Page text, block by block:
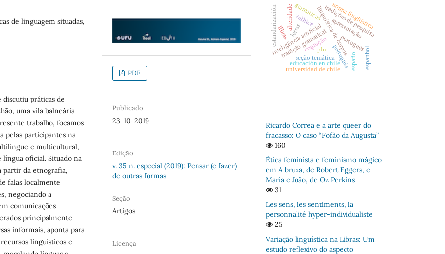
de linguagem situadas,
práticas de
uma vila balneária
trabalho, focamos
pelas participantes na
e multicultural,
língua oficial. Situado na
partir da etnografia,
falas localmente
negociando a
comunicações
principalmente
informais, aponta para
linguísticos e
PDF
Publicado
23-10-2019
Edição
v. 35 n. especial (2019): Pensar (e fazer)
de outras formas
Seção
Artigos
Licença
linguística de corpus
inteligência artificial
letras apresentação
seção temática
cognição
tradições de pesquisa
estandarización
educación en chile
gramáticas
universidad de chile
norma lingüística
portugués
español
tradição gramaticalportuguês espanhol
libras
pln
velhice
alteridade
Ricardo Correa e a arte queer do
fracasso: O caso “Fofão da Augusta”
160
Ética feminista e feminismo mágico
em A bruxa, de Robert Eggers, e
Maria e João, de Oz Perkins
31
Les sens, les sentiments, la
personnalité hyper-individualiste
25
Variação linguística na Libras: Um
estudo reflexivo do aspecto